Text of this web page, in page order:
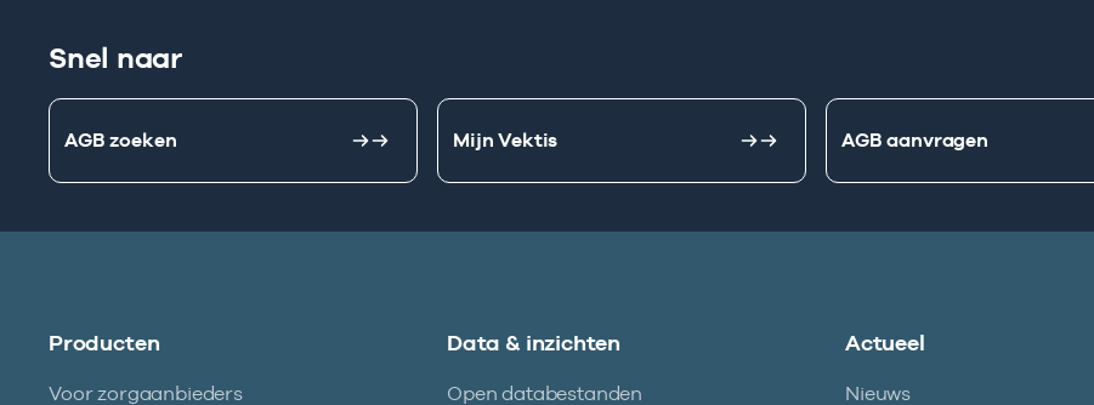
Snel naar
AGB zoeken Mijn Vektis AGB aanvragen
Producten
Voor zorgaanbieders
Data & inzichten
Open databestanden
Actueel
Nieuws